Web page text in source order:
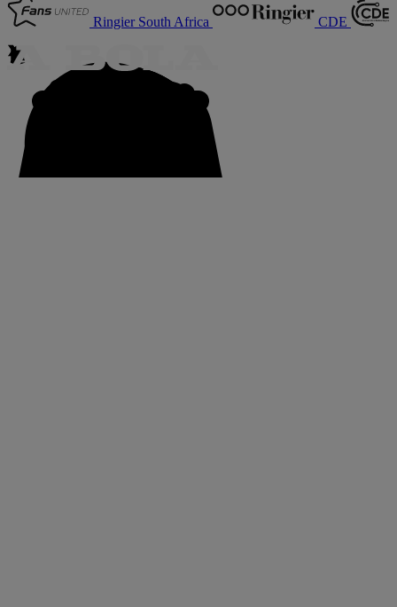
Ringier South Africa CDE